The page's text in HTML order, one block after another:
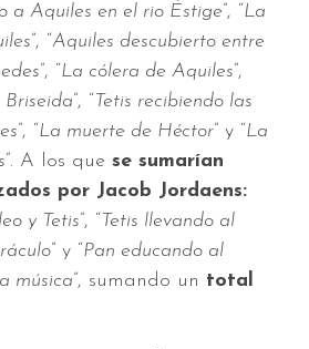
a Aquiles en el rio Éstige”, “La
”, “Aquiles descubierto entre
”, “La cólera de Aquiles”,
Briseida”, “Tetis recibiendo las
”, “La muerte de Héctor” y “La
”. A los que se sumarían
por Jacob Jordaens:
y Tetis”, “Tetis llevando al
” y “Pan educando al
música”, sumando un total